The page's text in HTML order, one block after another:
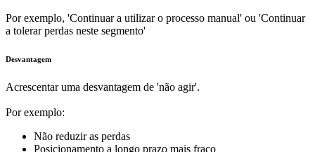
Por exemplo, 'Continuar a utilizar o processo manual' ou 'Continuar
a tolerar perdas neste segmento'
Desvantagem
Acrescentar uma desvantagem de 'não agir'.
Por exemplo:
Não reduzir as perdas
Posicionamento a longo prazo mais fraco